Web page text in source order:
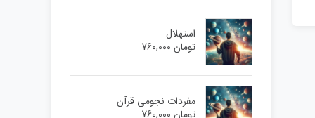
استهلال
تومان
مفردات نجومی قرآن
تومان